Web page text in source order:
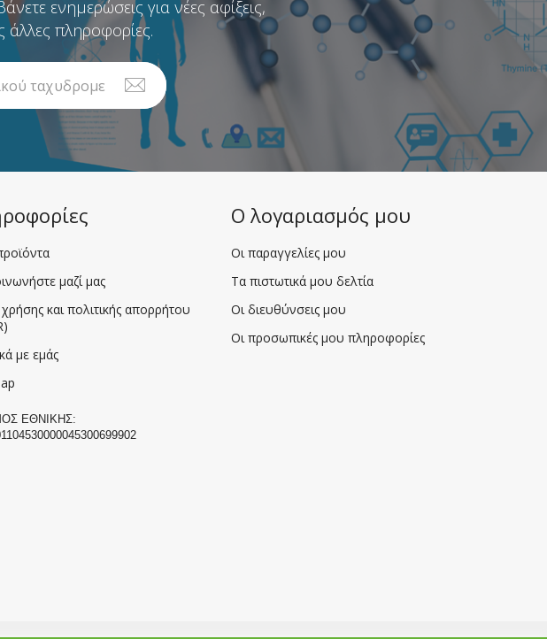
ενημερώσεις για νέες αφίξεις,
άλλες πληροφορίες.
μαζί μας
και πολιτικής απορρήτου
με εμάς
ΕΘΝΙΚΗΣ:
Ο λογαριασμός μου
Οι παραγγελίες μου
Τα πιστωτικά μου δελτία
Οι διευθύνσεις μου
Οι προσωπικές μου πληροφορίες